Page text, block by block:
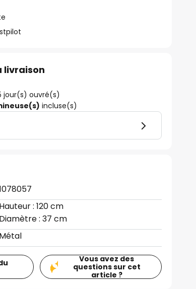
livraison
jour(s) ouvré(s)
incluse(s)
Hauteur : 120 cm
Diamètre : 37 cm
Métal
Vous avez des
questions sur cet
article ?